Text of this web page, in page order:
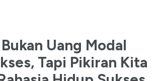
Uang Modal
Tapi Pikiran Kita